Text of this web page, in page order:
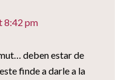
8:42 pm
deben estar de
finde a darle a la